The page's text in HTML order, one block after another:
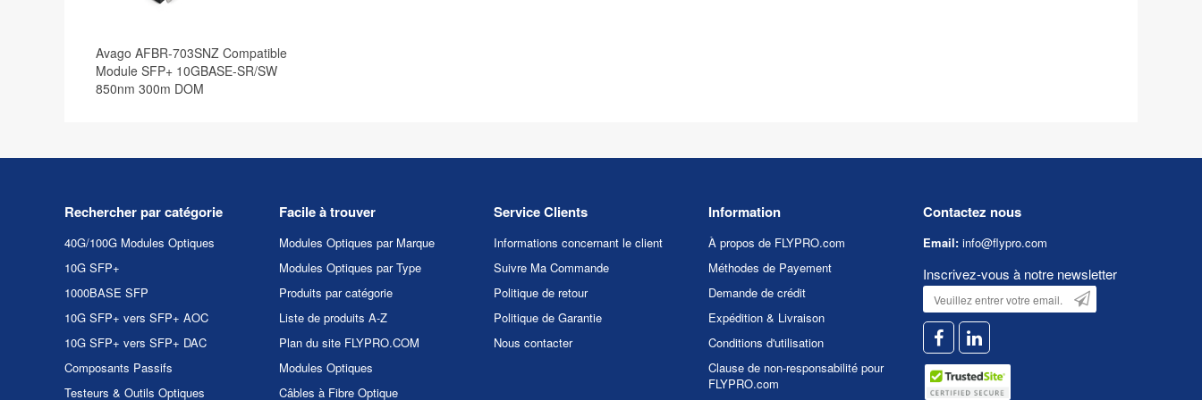
Avago AFBR-703SNZ Compatible
Module SFP+ 10GBASE-SR/SW
850nm 300m DOM
Rechercher par catégorie
40G/100G Modules Optiques
10G SFP+
1000BASE SFP
10G SFP+ vers SFP+ AOC
10G SFP+ vers SFP+ DAC
Composants Passifs
Testeurs & Outils Optiques
Facile à trouver
Modules Optiques par Marque
Modules Optiques par Type
Produits par catégorie
Liste de produits A-Z
Plan du site FLYPRO.COM
Modules Optiques
Câbles à Fibre Optique
Service Clients
Informations concernant le client
Suivre Ma Commande
Politique de retour
Politique de Garantie
Nous contacter
Information
À propos de FLYPRO.com
Méthodes de Payement
Demande de crédit
Expédition & Livraison
Conditions d'utilisation
Clause de non-responsabilité pour
FLYPRO.com
Contactez nous
Email: info@flypro.com
Inscrivez-vous à notre newsletter